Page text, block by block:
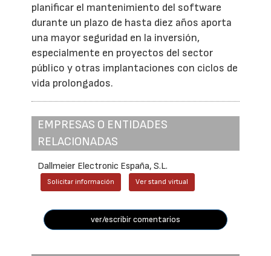
planificar el mantenimiento del software
durante un plazo de hasta diez años aporta
una mayor seguridad en la inversión,
especialmente en proyectos del sector
público y otras implantaciones con ciclos de
vida prolongados.
EMPRESAS O ENTIDADES
RELACIONADAS
Dallmeier Electronic España, S.L.
Solicitar información Ver stand virtual
ver/escribir comentarios